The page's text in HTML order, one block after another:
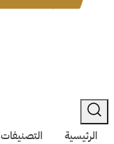
الرئيسية التصنيفات